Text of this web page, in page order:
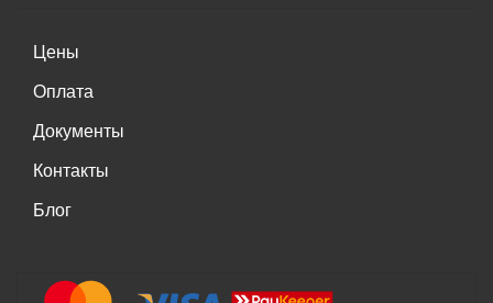
Цены
Оплата
Документы
Контакты
Блог